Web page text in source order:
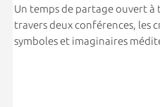
Un temps de partage ouvert
travers deux conférences, les
symboles et imaginaires